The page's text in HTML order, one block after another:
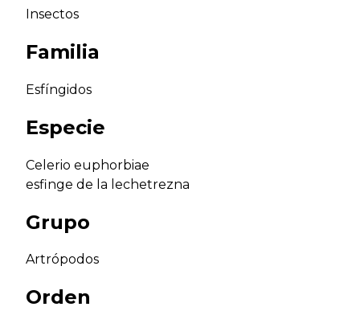
Insectos
Familia
Esfíngidos
Especie
Celerio euphorbiae
esfinge de la lechetrezna
Grupo
Artrópodos
Orden